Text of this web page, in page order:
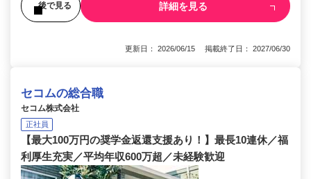
後で見る 詳細を見る
更新日： 2026/06/15 掲載終了日： 2027/06/30
セコムの総合職
セコム株式会社
正社員
【最大100万円の奨学金返還支援あり！】最長10連休／福
利厚生充実／平均年収600万超／未経験歓迎